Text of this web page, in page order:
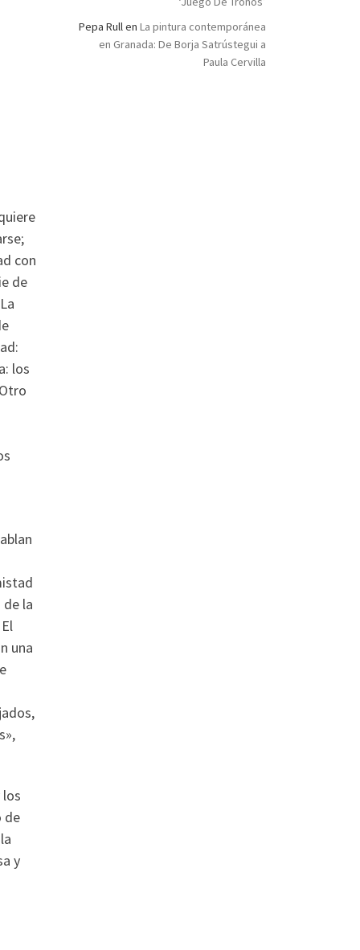
con
de
los
la
una
de
y
Pepa Rullen La pintura contemporánea
en Granada: De Borja Satrústegui a
Paula Cervilla